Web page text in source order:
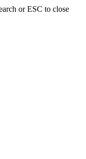
or ESC to close